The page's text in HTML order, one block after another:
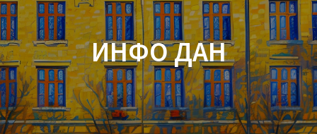
ИНФО ДАН